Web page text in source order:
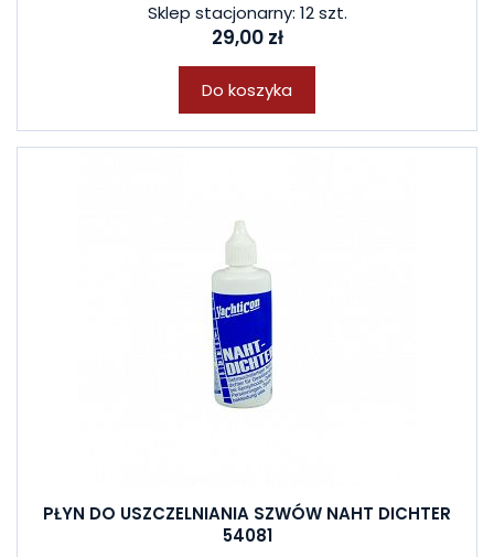
Sklep stacjonarny: 12 szt.
29,00 zł
Do koszyka
PŁYN DO USZCZELNIANIA SZWÓW NAHT DICHTER
54081